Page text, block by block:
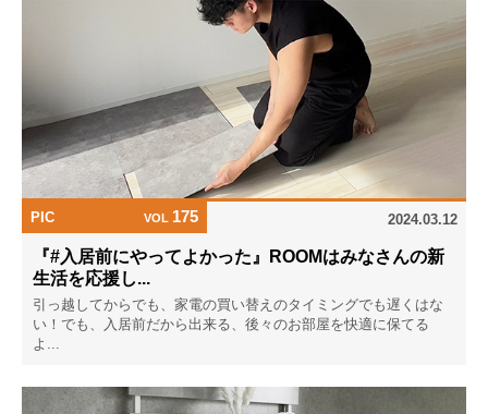
PIC VOL 175 2024.03.12
『#入居前にやってよかった』ROOMはみなさんの新
生活を応援し...
引っ越してからでも、家電の買い替えのタイミングでも遅くはな
い！でも、入居前だから出来る、後々のお部屋を快適に保てる
よ...